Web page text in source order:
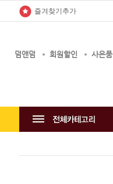
즐겨찾기추가
덤앤덤 회원할인 사은품